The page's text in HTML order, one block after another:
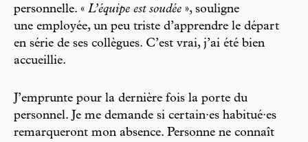
personnelle. « L’équipe est soudée », souligne
une employée, un peu triste d’apprendre le départ
en série de ses collègues. C’est vrai, j’ai été bien
accueillie.
J’emprunte pour la dernière fois la porte du
personnel. Je me demande si certain·es habitué·es
remarqueront mon absence. Personne ne connaît